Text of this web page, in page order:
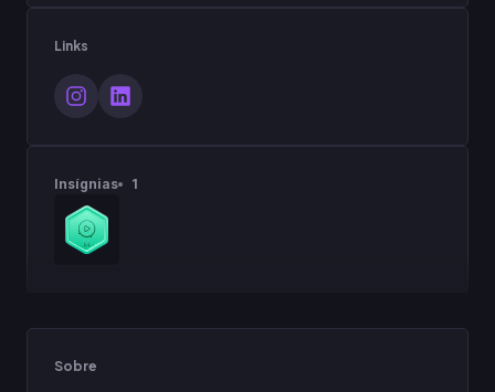
Links
Insígnias 1
Sobre